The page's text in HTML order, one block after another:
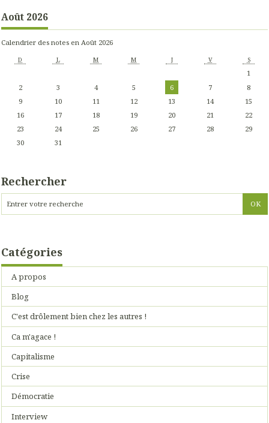
Août 2026
Calendrier des notes en Août 2026
D L M M J V S
1
2
3 4 5 6 7
8
9
10 11 12 13 14
15
16
17 18 19 20 21
22
23
24 25 26 27 28
29
30
31
Rechercher
Catégories
A propos
Blog
C'est drôlement bien chez les autres !
Ca m'agace !
Capitalisme
Crise
Démocratie
Interview